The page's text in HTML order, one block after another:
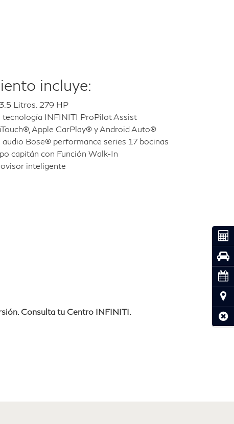
incluye:
Litros. 279 HP
tecnología INFINITI ProPilot Assist
Apple CarPlay® y Android Auto®
audio Bose® performance series 17 bocinas
capitán con Función Walk-In
inteligente
Consulta tu Centro INFINITI.